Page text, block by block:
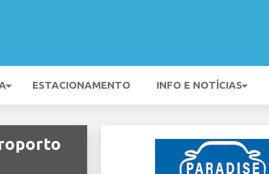
ESTACIONAMENTO INFO E NOTÍCIAS